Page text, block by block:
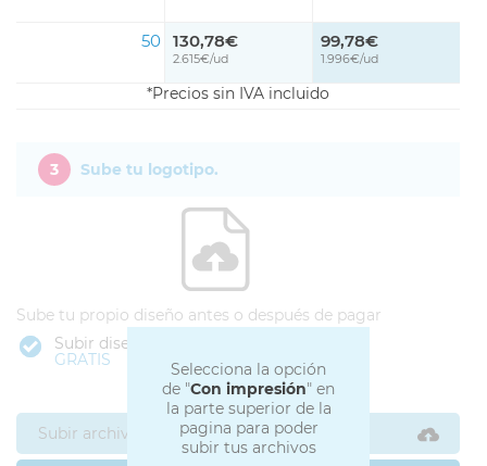
50 130,78€
2.615€/ud
99,78€
1.996€/ud
Precios sin IVA incluido
Selecciona la opción
de "Con impresión" en
la parte superior de la
pagina para poder
subir tus archivos
3 Sube tu logotipo.
Sube tu propio diseño antes o después de pagar
Subir diseño
GRATIS
Subir archivos ahora